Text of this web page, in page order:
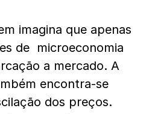
imagina que apenas
de microeconomia
a mercado. A
encontra-se
dos preços.